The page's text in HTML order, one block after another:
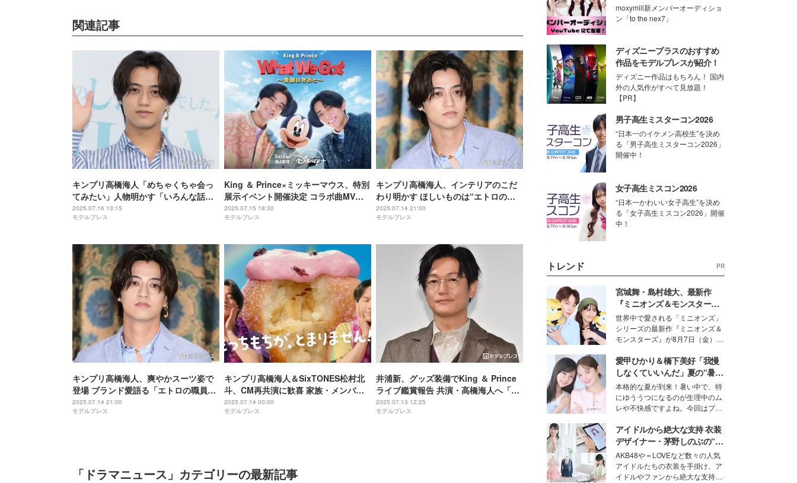
関連記事
キンプリ高橋海人「めちゃくちゃ会っ
てみたい」人物明かす「いろんな話を
聞いてみたい」
2025.07.16 13:15
モデルプレス
King ＆ Prince×ミッキーマウス、特別
展示イベント開催決定 コラボ曲MV衣
装も公開
2025.07.15 18:30
モデルプレス
キンプリ高橋海人、インテリアのこだ
わり明かす ほしいものは“エトロの色
彩感覚”
2025.07.14 21:00
モデルプレス
キンプリ高橋海人、爽やかスーツ姿で
登場 ブランド愛語る「エトロの職員っ
ていう感覚を持って」
2025.07.14 21:00
モデルプレス
キンプリ高橋海人＆SixTONES松村北
斗、CM再共演に歓喜 家族・メンバ
ー…夏の予定明かす
2025.07.14 00:00
モデルプレス
井浦新、グッズ装備でKing ＆ Prince
ライブ鑑賞報告 共演・高橋海人へ「リ
スペクト」
2025.07.13 12:25
モデルプレス
「ドラマニュース」カテゴリーの最新記事
moxymill新メンバーオーディショ
ン「to the nex7」
ディズニープラスのおすすめ
作品をモデルプレスが紹介！
ディズニー作品はもちろん！ 国内
外の人気作がすべて見放題！
【PR】
男子高生ミスターコン2026
“日本一のイケメン高校生”を決め
る「男子高生ミスターコン2026」
開催中！
女子高生ミスコン2026
“日本一かわいい女子高生”を決め
る「女子高生ミスコン2026」開催
中！
トレンド PR
宮城舞・島村雄大、最新作
『ミニオンズ＆モンスター
ズ』の魅力熱弁 ハチャメチャ
だけじゃない“友情と絆”に感
動
世界中で愛される「ミニオンズ」
シリーズの最新作『ミニオンズ＆
モンスターズ』が8月7日（金）に
ニオン好き”という共通点を持つモ
デルの宮城舞と島村雄大の特別対
談をお届け！それぞれの視点か
ら、今作ならではの魅力や予想外
の感動をもたらす奥深いストーリ
ーについて熱く語り合ってもらっ
た。
愛甲ひかり＆橋下美好「我慢
しなくていいんだ」夏の“暑さ
対策”の新しい選択肢とは？
本格的な夏が到来！暑い中で、特
にゆううつになるのが生理中のム
レや不快感ですよね。今回はプラ
モデル・愛甲ひかりさんと橋下美
好さんを迎えて本音で女子会トー
ク。猛暑のお出かけを快適に過ご
すヒントや、2人が感動した夏の
生理の新常識にも迫りました。
アイドルから絶大な支持 衣装
デザイナー・茅野しのぶの“可
愛い”を作る美学＜「シチズン
クロスシー」インタビュー＞
AKB48や＝LOVEなど数々の人気
アイドルたちの衣装を手掛け、ア
イドルやファンから絶大な支持を